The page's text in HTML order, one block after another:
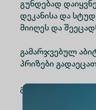
გუნდებად
დეკანისა და
მიიღეს და
გამარჯვებულ
პრიზები
გაზიარება